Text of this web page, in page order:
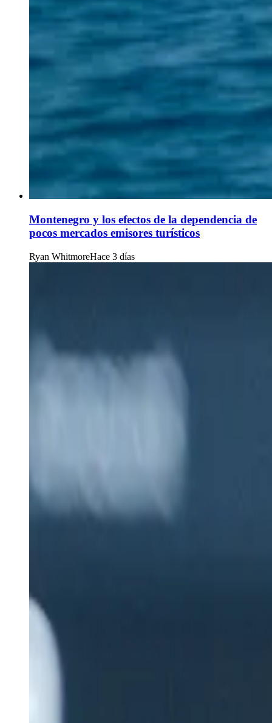
Montenegro y los efectos de la dependencia de
pocos mercados emisores turísticos
Ryan WhitmoreHace 3 días